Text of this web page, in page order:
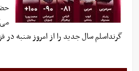
گرنداسلم سال جدید را از امروز شنبه در